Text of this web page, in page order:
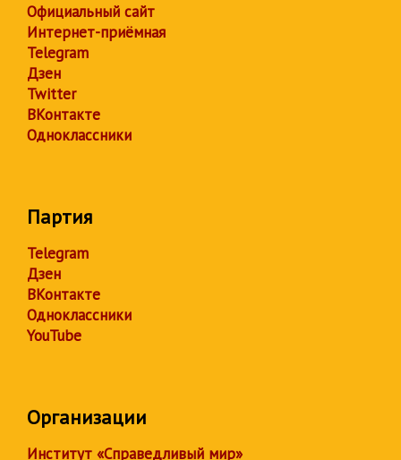
Официальный сайт
Интернет-приёмная
Telegram
Дзен
Twitter
ВКонтакте
Одноклассники
Партия
Telegram
Дзен
ВКонтакте
Одноклассники
YouTube
Организации
Институт «Справедливый мир»